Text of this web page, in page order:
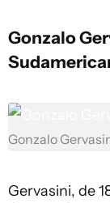
Gonzalo
Gonzalo
Gervasini, de